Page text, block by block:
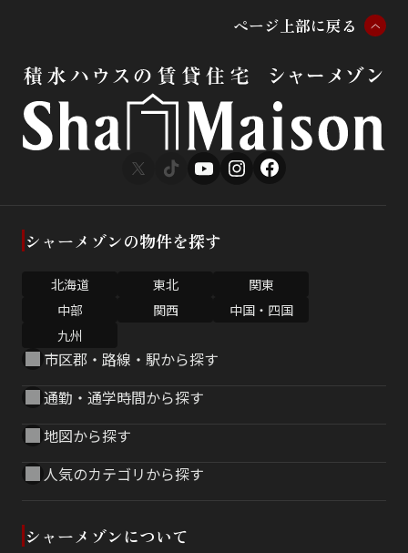
ページ 上部に戻る
シャーメゾンの物件を探す
北海道 東北
関東
中部
関西
中国・四国
九州
市区郡・路線・駅から探す
通勤・通学時間から探す
地図から探す
人気のカテゴリから探す
シャーメゾンについて